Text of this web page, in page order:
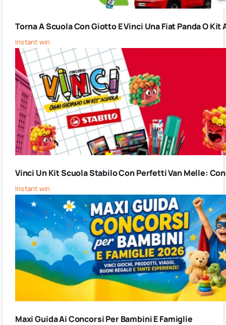
Torna A Scuola Con Giotto E Vinci Una Fiat Panda O
Instant win
Vinci Un Kit Scuola Stabilo Con Perfetti Van Melle:
Instant win
Maxi Guida Ai Concorsi Per Bambini E Famiglie